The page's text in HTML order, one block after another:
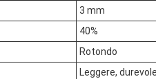
3 mm
40%
Rotondo
Leggere,